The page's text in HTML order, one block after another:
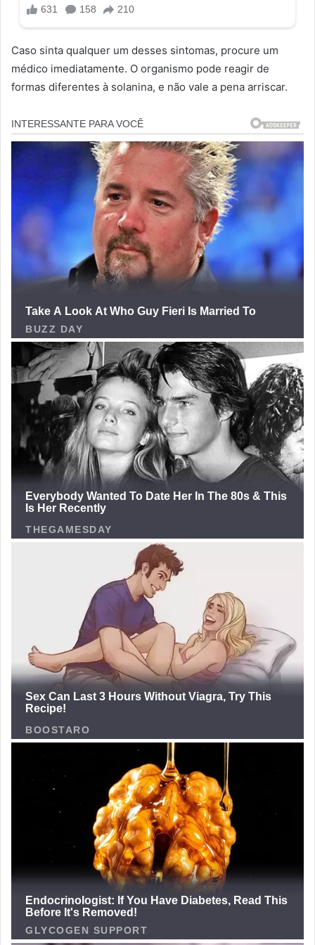
Caso sinta qualquer um desses sintomas, procure um
médico imediatamente. O organismo pode reagir de
formas diferentes à solanina, e não vale a pena arriscar.